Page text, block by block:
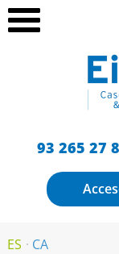
93 265 27
ES CA